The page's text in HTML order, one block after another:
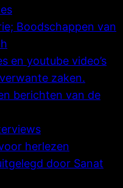
Boodschappen van
en youtube video’s
zaken.
berichten van de
herlezen
door Sanat